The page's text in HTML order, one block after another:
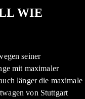
WIE
seiner
mit maximaler
länger die maximale
von Stuttgart